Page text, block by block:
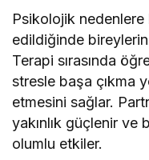
Psikolojik nedenlere
edildiğinde
Terapi sırasında
stresle başa çıkma
etmesini sağlar.
yakınlık güçlenir ve
olumlu etkiler.